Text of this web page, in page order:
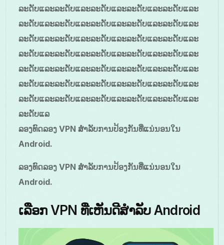
ລະດັບແລະລະດັບແລະລະດັບແລະລະດັບແລະລະດັບແລະ
ລະດັບແລະລະດັບແລະລະດັບແລະລະດັບແລະລະດັບແລະ
ລະດັບແລະລະດັບແລະລະດັບແລະລະດັບແລະລະດັບແລະ
ລະດັບແລະລະດັບແລະລະດັບແລະລະດັບແລະລະດັບແລະ
ລະດັບແລະລະດັບແລະລະດັບແລະລະດັບແລະລະດັບແລະ
ລະດັບແລະລະດັບແລະລະດັບແລະລະດັບແລະລະດັບແລະ
ລະດັບແລະລະດັບແລະລະດັບແລະລະດັບແລະລະດັບແລະ
ລະດັບແລ
ລອງທົດລອງ VPN ສໍາລັບການປ້ອງກັນທີ່ແນ່ນອນໃນ
Android.
ລອງທົດລອງ VPN ສໍາລັບການປ້ອງກັນທີ່ແນ່ນອນໃນ
Android.
ເລືອກ VPN ທີ່ເຫັນດີສໍາລັບ Android